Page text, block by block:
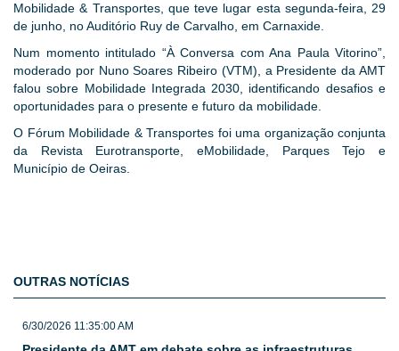
Mobilidade & Transportes, que teve lugar esta segunda-feira, 29
de junho, no Auditório Ruy de Carvalho, em Carnaxide.
Num momento intitulado “À Conversa com Ana Paula Vitorino”,
moderado por Nuno Soares Ribeiro (VTM), a Presidente da AMT
falou sobre Mobilidade Integrada 2030, identificando desafios e
oportunidades para o presente e futuro da mobilidade.
O Fórum Mobilidade & Transportes foi uma organização conjunta
da Revista Eurotransporte, eMobilidade, Parques Tejo e
Município de Oeiras.
OUTRAS NOTÍCIAS
6/30/2026 11:35:00 AM